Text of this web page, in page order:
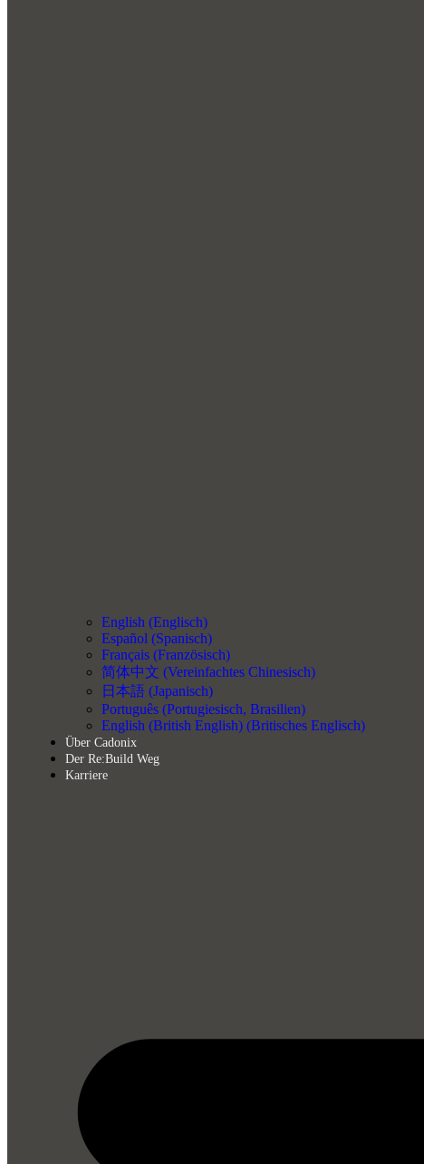
English (Englisch)
Español (Spanisch)
Français (Französisch)
简体中文 (Vereinfachtes Chinesisch)
日本語 (Japanisch)
Português (Portugiesisch, Brasilien)
English (British English) (Britisches Englisch)
Über Cadonix
Der Re:Build Weg
Karriere